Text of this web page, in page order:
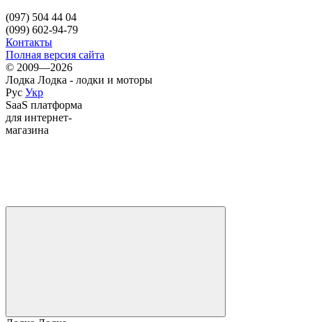
(097) 504 44 04
(099) 602-94-79
Контакты
Полная версия сайта
© 2009—2026
Лодка Лодка - лодки и моторы
Рус Укр
SaaS платформа
для интернет-
магазина